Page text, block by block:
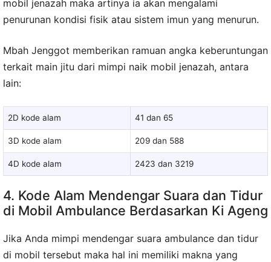
mobil jenazah maka artinya ia akan mengalami
penurunan kondisi fisik atau sistem imun yang menurun.
Mbah Jenggot memberikan ramuan angka keberuntungan
terkait main jitu dari mimpi naik mobil jenazah, antara
lain:
2D kode alam 41 dan 65
3D kode alam 209 dan 588
4D kode alam 2423 dan 3219
4. Kode Alam Mendengar Suara dan Tidur
di Mobil Ambulance Berdasarkan Ki Ageng
Jika Anda mimpi mendengar suara ambulance dan tidur
di mobil tersebut maka hal ini memiliki makna yang